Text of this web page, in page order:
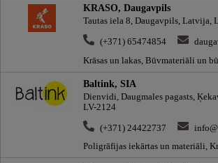
KRASO, Daugavpils
Tautas iela 8, Daugavpils, Latvija,
(+371) 65474854
Krāsas un lakas, Būvmateriāli un
Baltink, SIA
Dienvidi, Daugmales pagasts,
LV-2124
(+371) 24422737
Poligrāfijas iekārtas un materiāli,